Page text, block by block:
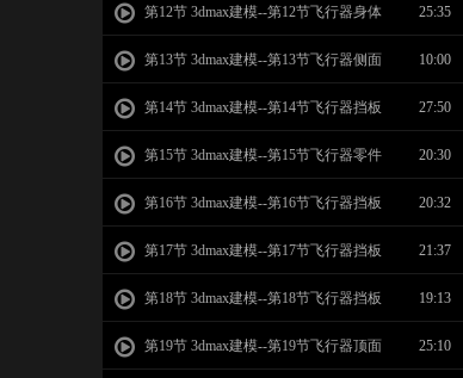
侧面 第12节 3dmax建模--第12节飞行器身体
侧面
25:35
第13节 3dmax建模--第13节飞行器侧面
挡板
10:00
第14节 3dmax建模--第14节飞行器挡板
零件
27:50
第15节 3dmax建模--第15节飞行器零件
建模
20:30
第16节 3dmax建模--第16节飞行器挡板
段数调整
20:32
第17节 3dmax建模--第17节飞行器挡板
底部
21:37
第18节 3dmax建模--第18节飞行器挡板
顶面
19:13
第19节 3dmax建模--第19节飞行器顶面 25:10